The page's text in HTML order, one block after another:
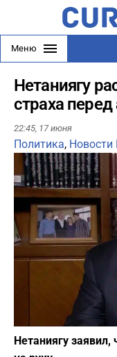
Меню
Нетаниягу
страха
22:45, 17 июня
Политика, Новости
Нетаниягу